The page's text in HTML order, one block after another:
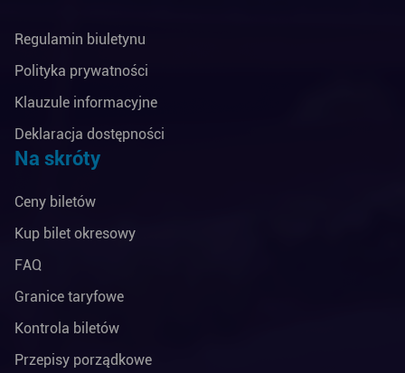
Regulamin biuletynu
Polityka prywatności
Klauzule informacyjne
Deklaracja dostępności
Na skróty
Ceny biletów
Kup bilet okresowy
FAQ
Granice taryfowe
Kontrola biletów
Przepisy porządkowe